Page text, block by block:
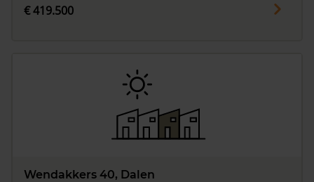
€ 419.500
Wendakkers 40, Dalen